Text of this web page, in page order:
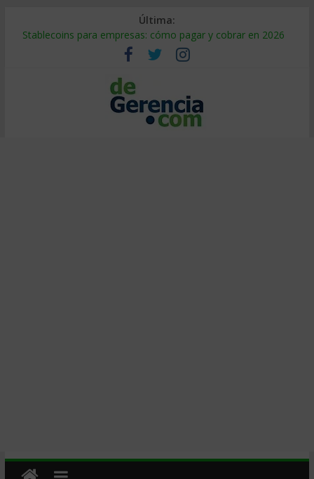
Última:
Stablecoins para empresas: cómo pagar y cobrar en 2026
Despido silencioso: qué es y por qué sale tan caro
IA en selección de personal: cómo auditarla a tiempo
Trabajo forzoso en la cadena de suministro: qué hacer
Mercado hispano de EE. UU.: cómo segmentarlo y venderle